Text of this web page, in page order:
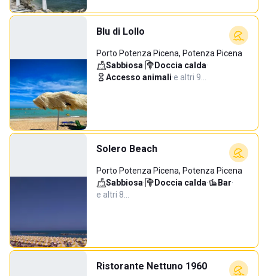
Blu di Lollo
Porto Potenza Picena, Potenza Picena
Sabbiosa· Doccia calda·
Accesso animali·e altri 9…
Solero Beach
Porto Potenza Picena, Potenza Picena
Sabbiosa· Doccia calda· Bar·
e altri 8…
Ristorante Nettuno 1960